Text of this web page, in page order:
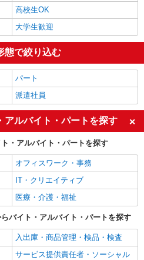
高校生OK
大学生歓迎
態で絞り込む
パート
派遣社員
アルバイト・パートを探す
・アルバイト・パートを探す
オフィスワーク・事務
IT・クリエイティブ
医療・介護・福祉
バイト・アルバイト・パートを探す
入出庫・商品管理・検品・検査
サービス提供責任者・ソーシャル